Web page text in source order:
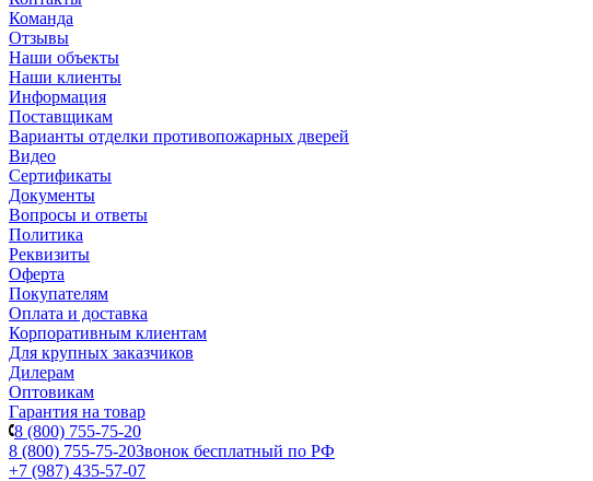
Команда
Отзывы
Наши объекты
Наши клиенты
Информация
Поставщикам
Варианты отделки противопожарных дверей
Видео
Сертификаты
Документы
Вопросы и ответы
Политика
Реквизиты
Оферта
Покупателям
Оплата и доставка
Корпоративным клиентам
Для крупных заказчиков
Дилерам
Оптовикам
Гарантия на товар
8 (800) 755-75-20
8 (800) 755-75-20Звонок бесплатный по РФ
+7 (987) 435-57-07